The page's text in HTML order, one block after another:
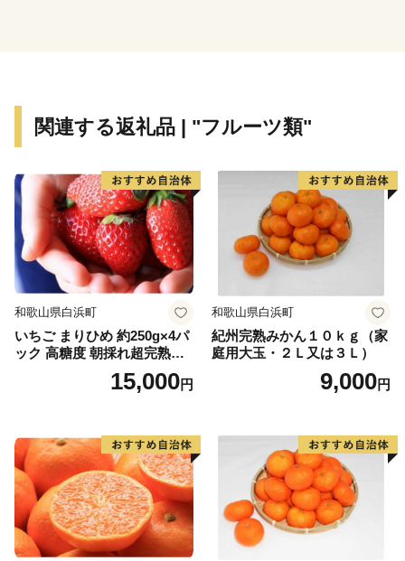
関連する返礼品 | "フルーツ類"
和歌山県白浜町
いちご まりひめ 約250g×4パ
ック 高糖度 朝採れ超完熟ま
りひめ 1月以降発送分
15,000円
和歌山県白浜町
紀州完熟みかん１０ｋｇ（家
庭用大玉・２Ｌ又は３Ｌ）
9,000円